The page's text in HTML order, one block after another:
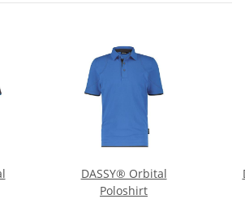
DASSY® Orbital
Poloshirt